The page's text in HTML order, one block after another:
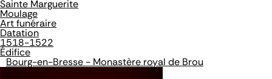
Sainte Marguerite
Moulage
Art funéraire
Datation
1518-1522
Édifice
Bourg-en-Bresse - Monastère royal de Brou